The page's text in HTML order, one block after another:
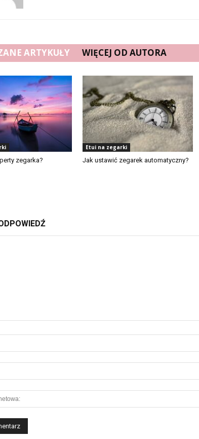
ARTYKUŁY WIĘCEJ OD AUTORA
zegarka?
Etui na zegarki
Jak ustawić zegarek automatyczny?